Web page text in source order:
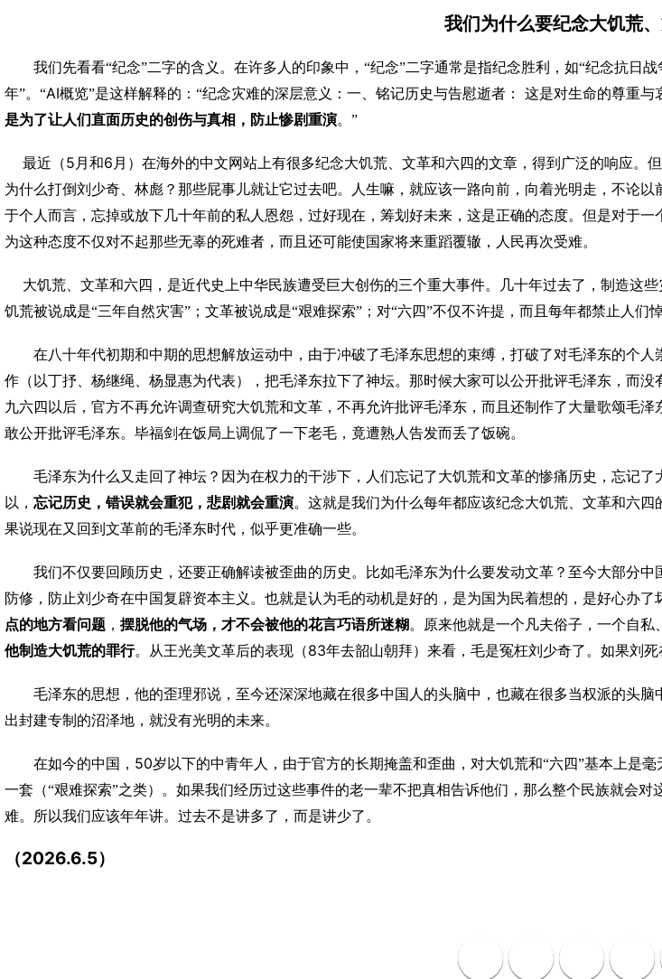
我们为什么要纪念大饥荒
我们先看看“纪念”二字的含义。在许多人的印象中，“纪念”二字通常是指纪念胜利，如“纪念抗日战
年”。“AI概览”是这样解释的：“纪念灾难的深层意义：一、铭记历史与告慰逝者： 这是对生命的尊重与
是为了让人们直面历史的创伤与真相，防止惨剧重演。”
最近（5 月和6 月）在海外的中文网站上有很多纪念大饥荒、文革和六四的文章，得到广泛的响应。
为什么打倒刘少奇、林彪？那些屁事儿就让它过去吧。人生嘛，就应该一路向前，向着光明走，不论
于个人而言，忘掉或放下几十年前的私人恩怨，过好现在，筹划好未来，这是正确的态度。但是对于
为这种态度不仅对不起那些无辜的死难者，而且还可能使国家将来重蹈覆辙，人民再次受难。
大饥荒、文革和六四，是近代史上中华民族遭受巨大创伤的三个重大事件。几十年过去了，制造这
饥荒被说成是“三年自然灾害”；文革被说成是“艰难探索”；对“六四”不仅不许提，而且每年都禁止人们悼
在八十年代初期和中期的思想解放运动中，由于冲破了毛泽东思想的束缚，打破了对毛泽东的个
作（以丁抒、杨继绳、杨显惠为代表），把毛泽东拉下了神坛。那时候大家可以公开批评毛泽东，而
九六四以后，官方不再允许调查研究大饥荒和文革，不再允许批评毛泽东，而且还制作了大量歌颂毛
敢公开批评毛泽东。毕福剑在饭局上调侃了一下老毛，竟遭熟人告发而丢了饭碗。
毛泽东为什么又走回了神坛？因为在权力的干涉下，人们忘记了大饥荒和文革的惨痛历史，忘记
以， 忘记历史，错误就会重犯，悲剧就会重演。这就是我们为什么每年都应该纪念大饥荒、文革和六
果说现在又回到文革前的毛泽东时代，似乎更准确一些。
我们不仅要回顾历史，还要正确解读被歪曲的历史。比如毛泽东为什么要发动文革？至今大部分
防修，防止刘少奇在中国复辟资本主义。也就是认为毛的动机是好的，是为国为民着想的，是好心办了
点的地方看问题， 摆脱他的气场，才不会被他的花言巧语所迷糊 。原来他就是一个凡夫俗子，一个自私
他制造大饥荒的罪行。从王光美文革后的表现（83年去韶山朝拜）来看，毛是冤枉刘少奇了。如果刘
毛泽东的思想，他的歪理邪说，至今还深深地藏在很多中国人的头脑中，也藏在很多当权派的头
出封建专制的沼泽地，就没有光明的未来。
在如今的中国， 50岁以下的中青年人，由于官方的长期掩盖和歪曲，对大饥荒和“六四”基本上是
一套（“艰难探索”之类）。如果我们经历过这些事件的老一辈不把真相告诉他们，那么整个民族就会
难。所以我们应该年年讲。过去不是讲多了，而是讲少了。
（2026.6.5）